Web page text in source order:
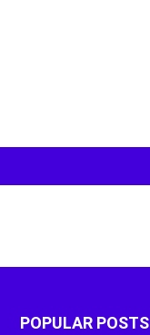
POPULAR POSTS